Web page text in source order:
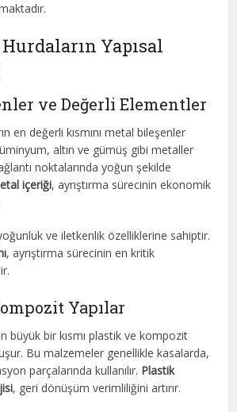
Yapısal
ve Değerli Elementler
en değerli kısmını metal bileşenler
altın ve gümüş gibi metaller
noktalarında yoğun şekilde
içeriği, ayrıştırma sürecinin ekonomik
ve iletkenlik özelliklerine sahiptir.
, ayrıştırma sürecinin en kritik
Yapılar
büyük bir kısmı plastik ve kompozit
Bu malzemeler genellikle kasalarda,
parçalarında kullanılır. Plastik
, geri dönüşüm verimliliğini artırır.